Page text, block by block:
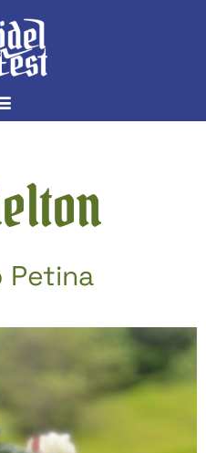
Petina